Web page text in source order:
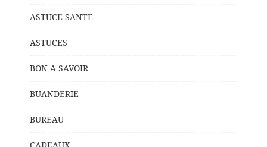
ASTUCE SANTE
ASTUCES
BON A SAVOIR
BUANDERIE
BUREAU